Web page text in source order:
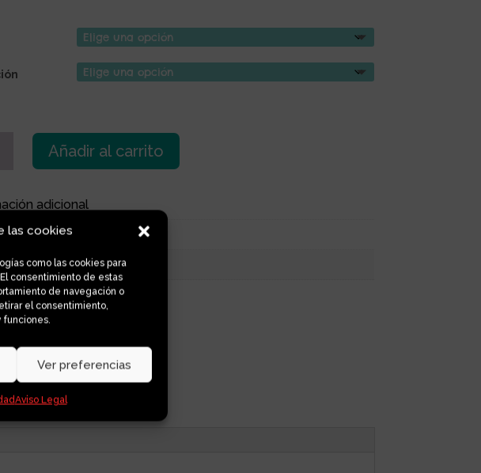
las cookies
como las cookies para
consentimiento de estas
de navegación o
el consentimiento,
funciones.
Ver preferencias
Aviso Legal
Añadir al carrito
adicional
XS, S, M, L, XL
Media, Plus